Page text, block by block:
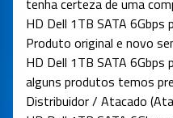
tenha certeza de uma
HD Dell 1TB SATA
Produto original e novo
HD Dell 1TB SATA
alguns produtos temos
Distribuidor / Atacado